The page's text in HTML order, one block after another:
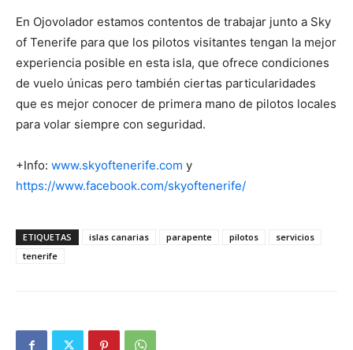
En Ojovolador estamos contentos de trabajar junto a Sky
of Tenerife para que los pilotos visitantes tengan la mejor
experiencia posible en esta isla, que ofrece condiciones
de vuelo únicas pero también ciertas particularidades
que es mejor conocer de primera mano de pilotos locales
para volar siempre con seguridad.
+Info: www.skyoftenerife.com y
https://www.facebook.com/skyoftenerife/
ETIQUETAS islas canarias parapente pilotos
servicios
tenerife